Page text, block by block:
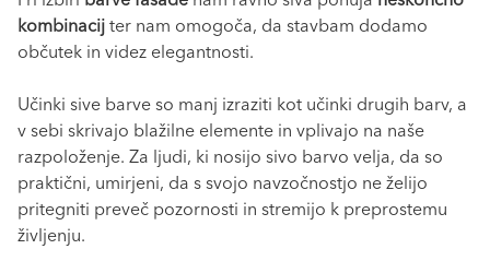
kombinacijter nam omogoča, da stavbam dodamo
občutek in videz elegantnosti.
Učinki sive barve so manj izraziti kot učinki drugih barv, a
v sebi skrivajo blažilne elemente in vplivajo na naše
razpoloženje. Za ljudi, ki nosijo sivo barvo velja, da so
praktični, umirjeni, da s svojo navzočnostjo ne želijo
pritegniti preveč pozornosti in stremijo k preprostemu
življenju.